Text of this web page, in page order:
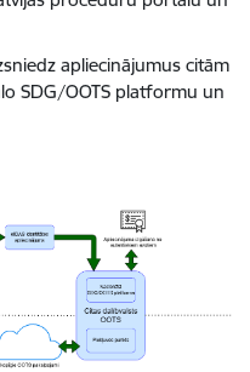
apliecinājumus citām
SDG/OOTS platformu un